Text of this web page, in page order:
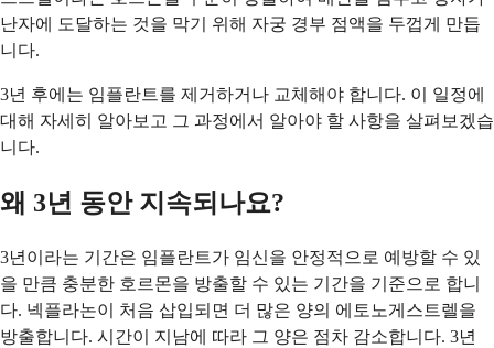
난자에 도달하는 것을 막기 위해 자궁 경부 점액을 두껍게 만듭
니다.
3년 후에는 임플란트를 제거하거나 교체해야 합니다. 이 일정에
대해 자세히 알아보고 그 과정에서 알아야 할 사항을 살펴보겠습
니다.
왜 3년 동안 지속되나요?
3년이라는 기간은 임플란트가 임신을 안정적으로 예방할 수 있
을 만큼 충분한 호르몬을 방출할 수 있는 기간을 기준으로 합니
다. 넥플라논이 처음 삽입되면 더 많은 양의 에토노게스트렐을
방출합니다. 시간이 지남에 따라 그 양은 점차 감소합니다. 3년